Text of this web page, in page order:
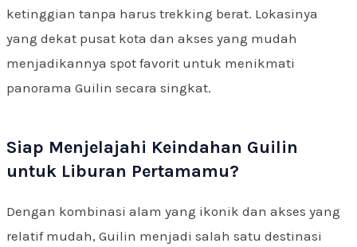
ketinggian tanpa harus trekking berat. Lokasinya
yang dekat pusat kota dan akses yang mudah
menjadikannya spot favorit untuk menikmati
panorama Guilin secara singkat.
Siap Menjelajahi Keindahan Guilin
untuk Liburan Pertamamu?
Dengan kombinasi alam yang ikonik dan akses yang
relatif mudah, Guilin menjadi salah satu destinasi